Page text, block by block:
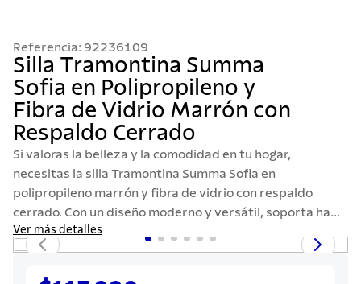
Referencia: 92236109
Silla Tramontina Summa
Sofia en Polipropileno y
Fibra de Vidrio Marrón con
Respaldo Cerrado
Si valoras la belleza y la comodidad en tu hogar,
necesitas la silla Tramontina Summa Sofia en
polipropileno marrón y fibra de vidrio con respaldo
cerrado. Con un diseño moderno y versátil, soporta ha...
Ver más detalles
2.
sarten
3.
cubiertos
4.
ollas
5.
acero inoxidable
6.
grano
7.
442
8.
solar
cuchillo